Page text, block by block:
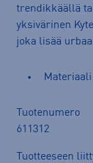
trendikkäällä
yksivärinen
joka lisää
Tuotenumero
611312
Tuotteeseen